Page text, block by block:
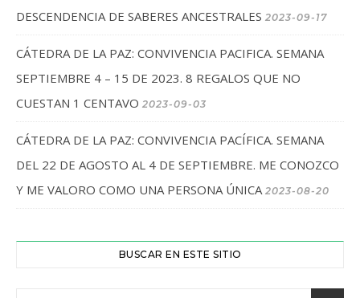
DESCENDENCIA DE SABERES ANCESTRALES 2023-09-17
CÁTEDRA DE LA PAZ: CONVIVENCIA PACIFICA. SEMANA
SEPTIEMBRE 4 – 15 DE 2023. 8 REGALOS QUE NO
CUESTAN 1 CENTAVO 2023-09-03
CÁTEDRA DE LA PAZ: CONVIVENCIA PACÍFICA. SEMANA
DEL 22 DE AGOSTO AL 4 DE SEPTIEMBRE. ME CONOZCO
Y ME VALORO COMO UNA PERSONA ÚNICA 2023-08-20
BUSCAR EN ESTE SITIO